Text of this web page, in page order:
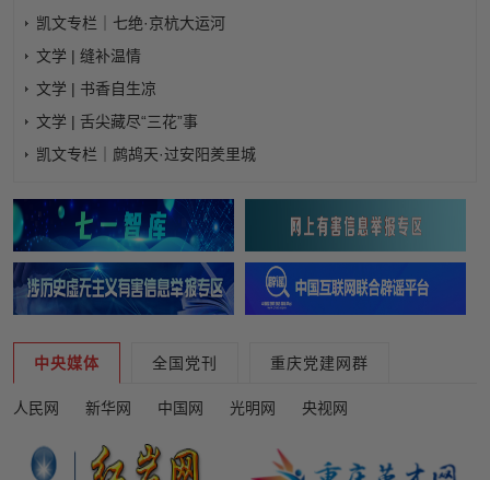
凯文专栏｜七绝·京杭大运河
文学 | 缝补温情
文学 | 书香自生凉
文学 | 舌尖藏尽“三花”事
凯文专栏｜鹧鸪天·过安阳羑里城
中央媒体 全国党刊 重庆党建网群
人民网 新华网 中国网 光明网 央视网